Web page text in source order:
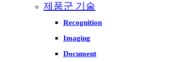
제품군 기술
Recognition
Imaging
Document